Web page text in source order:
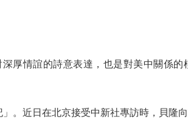
情誼的詩意表達，也是對美中關係
近日在北京接受中新社專訪時，貝隆向